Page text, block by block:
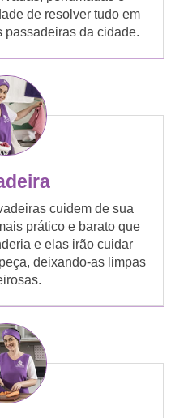
de resolver tudo em
passadeiras da cidade.
cuidem de sua
prático e barato que
e elas irão cuidar
deixando-as limpas